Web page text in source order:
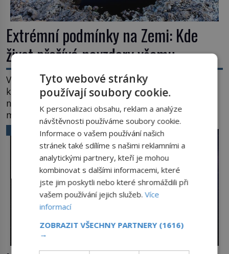
Extrémní podmínky na Zemi: Kde
život přežívá navzdory všemu
Vroucí voda, mráz hluboko pod bodem mrazu,
kyseliny, smrtící tlak i pouště, kde celé roky
nespadne jediná kapka deště. Na první pohled
místa, kde nemůže existovat vůbec nic. Přesto
právě tady vědci objevují organismy, které
posouvají hranice života. Každý nový nález mění
naše představy o tom, co všechno dokáže příroda a
napovídá, kde bychom jednou […]
VĚDA A TECHNIKA
Tyto webové stránky
používají soubory cookie.
K personalizaci obsahu, reklam a analýze
návštěvnosti používáme soubory cookie.
Informace o vašem používání našich
stránek také sdílíme s našimi reklamními a
analytickými partnery, kteří je mohou
kombinovat s dalšími informacemi, které
jste jim poskytli nebo které shromáždili při
vašem používání jejich služeb.Více
informací
ZOBRAZIT VŠECHNY PARTNERY (1616)
→